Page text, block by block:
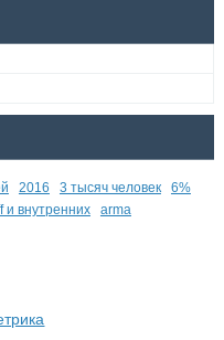
2016 3 тысяч человек
6%
и внутренних arma